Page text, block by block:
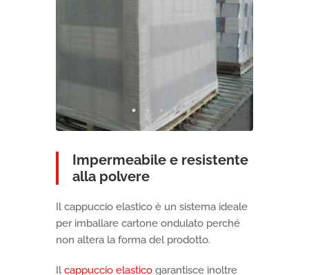
Impermeabile e resistente
alla polvere
Il cappuccio elastico è un sistema ideale
per imballare cartone ondulato perché
non altera la forma del prodotto.
Ilcappuccio elasticogarantisce inoltre